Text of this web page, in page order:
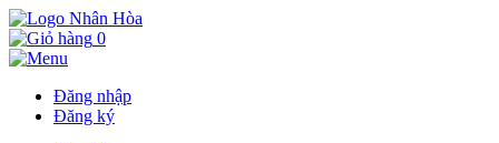
0
Đăng nhập
Đăng ký